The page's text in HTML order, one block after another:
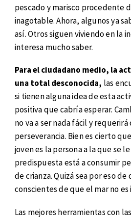
pescado y marisco procedente
inagotable. Ahora, algunos ya
así. Otros siguen viviendo en la
interesa mucho saber.
Para el ciudadano medio, la
una total desconocida, las
si tienen alguna idea de esta
positiva que cabría esperar.
no va a ser nada fácil y
perseverancia. Bien es cierto
joven es la persona a la que se
predispuesta está a consumir
de crianza. Quizá sea por eso de
conscientes de que el mar no es
Las mejores herramientas con